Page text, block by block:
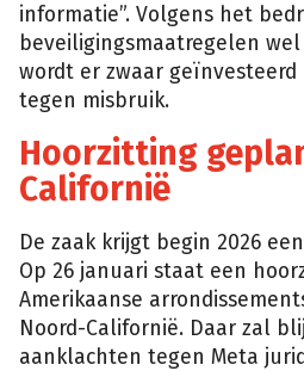
informatie”. Volgens het
beveiligingsmaatregelen
wordt er zwaar geïnvesteerd
tegen misbruik.
Hoorzitting
Californië
De zaak krijgt begin 2026
Op 26 januari staat een
Amerikaanse
Noord-Californië. Daar zal
aanklachten tegen Meta